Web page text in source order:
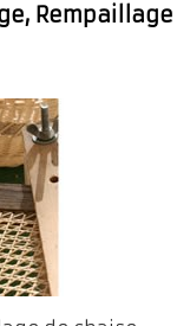
Rempaillage